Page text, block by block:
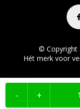
+
-
© Copyright
Hét merk voor